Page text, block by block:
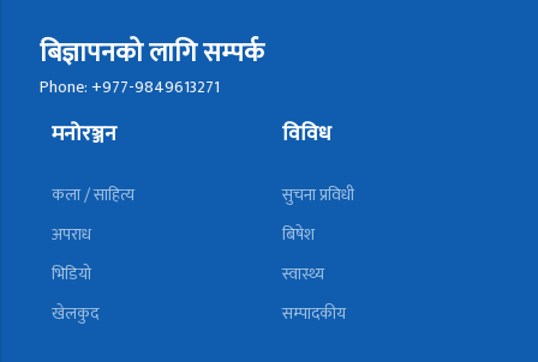
बिज्ञापनको लागि सम्पर्क
Phone: +977-9849613271
विविध
सुचना प्रविधी
बिषेश
स्वास्थ्य
सम्पादकीय
मनोरञ्जन
कला / साहित्य
अपराध
भिडियो
खेलकुद